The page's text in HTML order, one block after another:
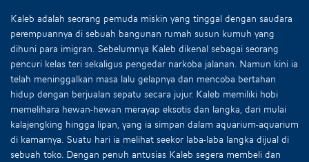
Kaleb adalah seorang pemuda miskin yang tinggal dengan saudara
perempuannya di sebuah bangunan rumah susun kumuh yang
dihuni para imigran. Sebelumnya Kaleb dikenal sebagai seorang
pencuri kelas teri sekaligus pengedar narkoba jalanan. Namun kini ia
telah meninggalkan masa lalu gelapnya dan mencoba bertahan
hidup dengan berjualan sepatu secara jujur. Kaleb memiliki hobi
memelihara hewan-hewan merayap eksotis dan langka, dari mulai
kalajengking hingga lipan, yang ia simpan dalam aquarium-aquarium
di kamarnya. Suatu hari ia melihat seekor laba-laba langka dijual di
sebuah toko. Dengan penuh antusias Kaleb segera membeli dan